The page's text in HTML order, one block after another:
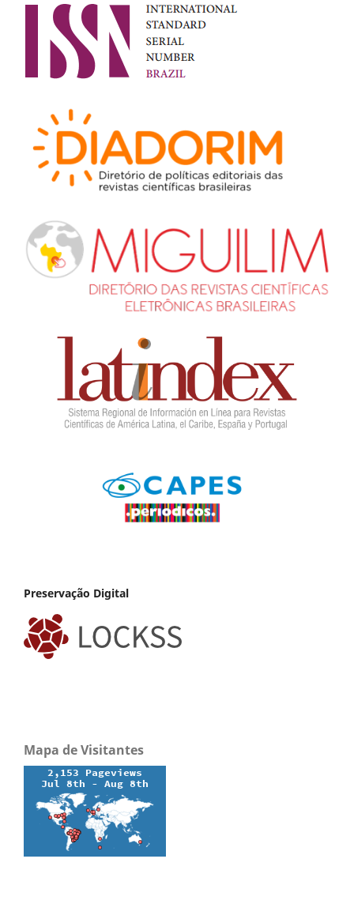
Preservação Digital
Mapa de Visitantes